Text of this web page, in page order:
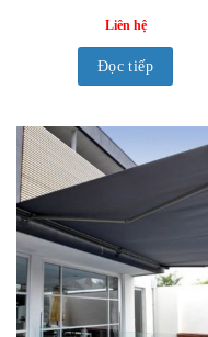
Liên hệ
Đọc tiếp